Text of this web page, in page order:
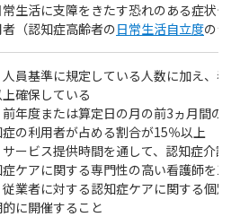
常生活に支障をきたす恐れのある症状や
（認知症高齢者の日常生活自立度のラ
人員基準に規定している人数に加え、
確保している
前年度または算定日の月の前3ヵ月間の
症の利用者が占める割合が15％以上
サービス提供時間を通して、認知症介護
症ケアに関する専門性の高い看護師を1
従業者に対する認知症ケアに関する個
に開催すること